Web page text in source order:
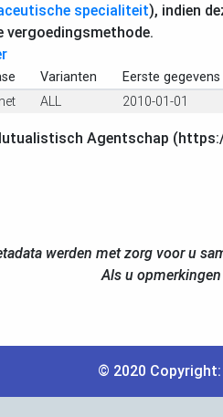
specialiteit), indien
vergoedingsmethode.
Varianten Eerste gegevens
ALL 2010-01-01
Agentschap
werden met zorg voor u
Als u
© 2020 Copyright: